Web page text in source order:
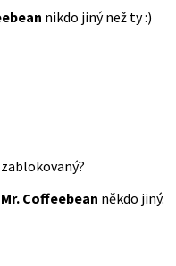
nikdo jiný než ty :)
zablokovaný?
Mr. Coffeebean někdo jiný.